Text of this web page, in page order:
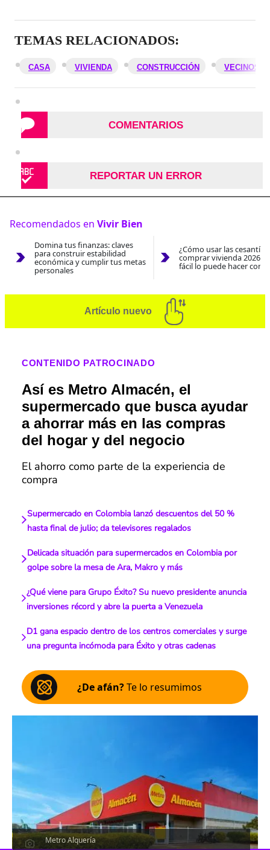
TEMAS RELACIONADOS:
CASA VIVIENDA CONSTRUCCIÓN VECINOS
COMENTARIOS
REPORTAR UN ERROR
Recomendados en Vivir Bien
Domina tus finanzas: claves
para construir estabilidad
económica y cumplir tus metas
personales
¿Cómo usar las
comprar vivienda 2026?
fácil lo puede hacer con
Artículo nuevo
CONTENIDO PATROCINADO
Así es Metro Almacén, el
supermercado que busca ayudar
a ahorrar más en las compras
del hogar y del negocio
El ahorro como parte de la experiencia de
compra
Supermercado en Colombia lanzó descuentos del 50 %
hasta final de julio; da televisores regalados
Delicada situación para supermercados en Colombia por
golpe sobre la mesa de Ara, Makro y más
¿Qué viene para Grupo Éxito? Su nuevo presidente anuncia
inversiones récord y abre la puerta a Venezuela
D1 gana espacio dentro de los centros comerciales y surge
una pregunta incómoda para Éxito y otras cadenas
¿De afán?Te lo resumimos
Metro Alquería